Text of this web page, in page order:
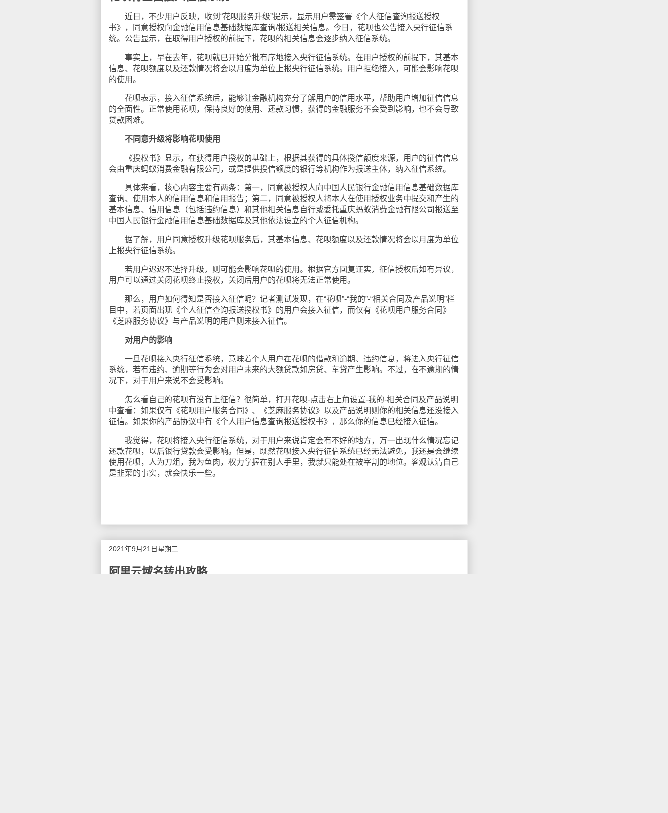
近日，不少用户反映，收到“花呗服务升级”提示，显示用户需签署《个人征信查询报送授权
书》，同意授权向金融信用信息基础数据库查询/报送相关信息。今日，花呗也公告接入央行征信系
统。公告显示，在取得用户授权的前提下，花呗的相关信息会逐步纳入征信系统。
事实上，早在去年，花呗就已开始分批有序地接入央行征信系统。在用户授权的前提下，其基本
信息、花呗额度以及还款情况将会以月度为单位上报央行征信系统。用户拒绝接入，可能会影响花呗
的使用。
花呗表示，接入征信系统后，能够让金融机构充分了解用户的信用水平，帮助用户增加征信信息
的全面性。正常使用花呗，保持良好的使用、还款习惯，获得的金融服务不会受到影响，也不会导致
贷款困难。
不同意升级将影响花呗使用
《授权书》显示，在获得用户授权的基础上，根据其获得的具体授信额度来源，用户的征信信息
会由重庆蚂蚁消费金融有限公司，或是提供授信额度的银行等机构作为报送主体，纳入征信系统。
具体来看，核心内容主要有两条：第一，同意被授权人向中国人民银行金融信用信息基础数据库
查询、使用本人的信用信息和信用报告；第二，同意被授权人将本人在使用授权业务中提交和产生的
基本信息、信用信息（包括违约信息）和其他相关信息自行或委托重庆蚂蚁消费金融有限公司报送至
中国人民银行金融信用信息基础数据库及其他依法设立的个人征信机构。
据了解，用户同意授权升级花呗服务后，其基本信息、花呗额度以及还款情况将会以月度为单位
上报央行征信系统。
若用户迟迟不选择升级，则可能会影响花呗的使用。根据官方回复证实，征信授权后如有异议，
用户可以通过关闭花呗终止授权，关闭后用户的花呗将无法正常使用。
那么，用户如何得知是否接入征信呢？记者测试发现，在“花呗”-“我的”-“相关合同及产品说明”栏
目中，若页面出现《个人征信查询报送授权书》的用户会接入征信，而仅有《花呗用户服务合同》
《芝麻服务协议》与产品说明的用户则未接入征信。
对用户的影响
一旦花呗接入央行征信系统，意味着个人用户在花呗的借款和逾期、违约信息，将进入央行征信
系统，若有违约、逾期等行为会对用户未来的大额贷款如房贷、车贷产生影响。不过，在不逾期的情
况下，对于用户来说不会受影响。
怎么看自己的花呗有没有上征信？很简单，打开花呗-点击右上角设置-我的-相关合同及产品说明
中查看：如果仅有《花呗用户服务合同》、《芝麻服务协议》以及产品说明则你的相关信息还没接入
征信。如果你的产品协议中有《个人用户信息查询报送授权书》，那么你的信息已经接入征信。
我觉得，花呗将接入央行征信系统，对于用户来说肯定会有不好的地方，万一出现什么情况忘记
还款花呗，以后银行贷款会受影响。但是，既然花呗接入央行征信系统已经无法避免，我还是会继续
使用花呗，人为刀俎，我为鱼肉，权力掌握在别人手里，我就只能处在被宰割的地位。客观认清自己
是韭菜的事实，就会快乐一些。
2021年9月21日星期二
阿里云域名转出攻略